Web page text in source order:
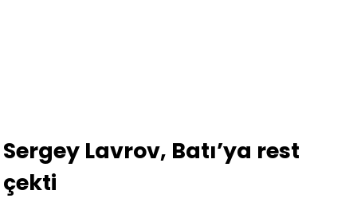
Sergey Lavrov, Batı’ya rest
çekti